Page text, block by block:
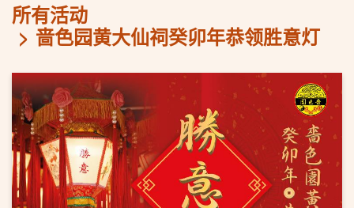
所有活动
啬色园黄大仙祠癸卯年恭领胜意灯